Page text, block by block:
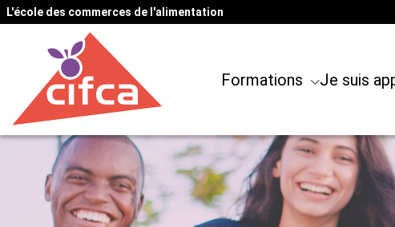
L'école des commerces de l'alimentation
Formations Je suis